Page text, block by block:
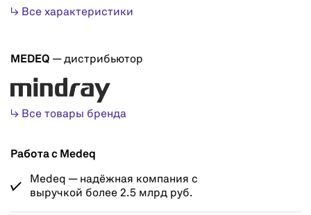
↳ Все характеристики
MEDEQ — дистрибьютор
↳ Все товары бренда
Работа с Medeq
Medeq — надёжная компания с
выручкой более 2.5 млрд руб.